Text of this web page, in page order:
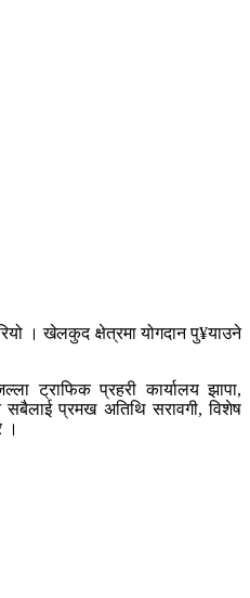
। खेलकुद क्षेत्रमा योगदान पु¥याउने
ट्राफिक प्रहरी कार्यालय झापा,
प्रमख अतिथि सरावगी, विशेष
।